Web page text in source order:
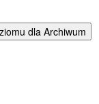
dla Archiwum